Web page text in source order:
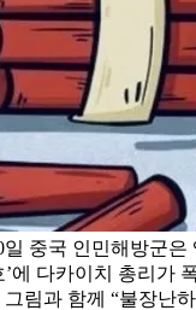
일 중국 인민해방군은
’에 다카이치 총리가
림과 함께 “불장난